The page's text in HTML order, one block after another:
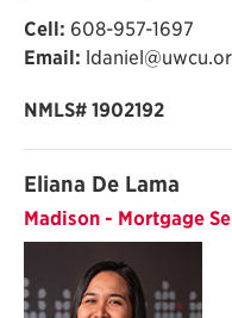
Cell: 608-957-1697
Email:
NMLS# 1902192
Eliana De Lama
Madison - Mortgage